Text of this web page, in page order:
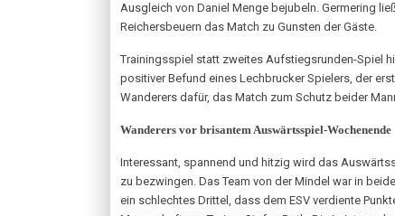
Ausgleich von Daniel Menge bejubeln. Germering
Reichersbeuern das Match zu Gunsten der Gäste.
Trainingsspiel statt zweites Aufstiegsrunden-Spiel
positiver Befund eines Lechbrucker Spielers, der
Wanderers dafür, das Match zum Schutz beider
Wanderers vor brisantem Auswärtsspiel-Wochenende
Interessant, spannend und hitzig wird das
zu bezwingen. Das Team von der Mindel war in
ein schlechtes Drittel, dass dem ESV verdiente